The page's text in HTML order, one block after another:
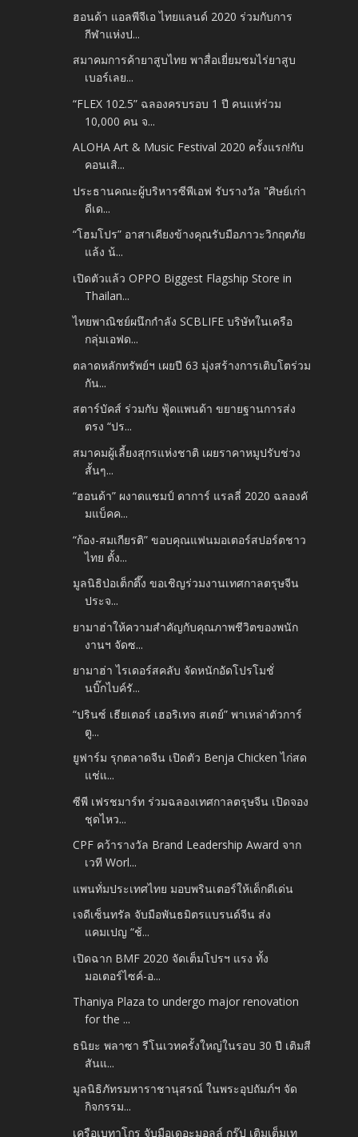
ฮอนด้า แอลพีจีเอ ไทยแลนด์ 2020 ร่วมกับการ
กีฬาแห่งป...
สมาคมการค้ายาสูบไทย พาสื่อเยี่ยมชมไร่ยาสูบ
เบอร์เลย...
“FLEX 102.5” ฉลองครบรอบ 1 ปี คนแห่ร่วม
10,000 คน จ...
ALOHA Art & Music Festival 2020 ครั้งแรก!กับ
คอนเสิ...
ประธานคณะผู้บริหารซีพีเอฟ รับรางวัล "ศิษย์เก่า
ดีเด...
“โฮมโปร” อาสาเคียงข้างคุณรับมือภาวะวิกฤตภัย
แล้ง น้...
เปิดตัวแล้ว OPPO Biggest Flagship Store in
Thailan...
ไทยพาณิชย์ผนึกกำลัง SCBLIFE บริษัทในเครือ
กลุ่มเอฟด...
ตลาดหลักทรัพย์ฯ เผยปี 63 มุ่งสร้างการเติบโตร่วม
กัน...
สตาร์บัคส์ ร่วมกับ ฟู้ดแพนด้า ขยายฐานการส่ง
ตรง “ปร...
สมาคมผู้เลี้ยงสุกรแห่งชาติ เผยราคาหมูปรับช่วง
สั้นๆ...
“ฮอนด้า” ผงาดแชมป์ ดาการ์ แรลลี่ 2020 ฉลองคั
มแบ็คค...
“ก้อง-สมเกียรติ” ขอบคุณแฟนมอเตอร์สปอร์ตชาว
ไทย ตั้ง...
มูลนิธิป่อเต็กตึ๊ง ขอเชิญร่วมงานเทศกาลตรุษจีน
ประจ...
ยามาฮ่าให้ความสําคัญกับคุณภาพชีวิตของพนัก
งานฯ จัดซ...
ยามาฮ่า ไรเดอร์สคลับ จัดหนักอัดโปรโมชั่
นบิ๊กไบค์รั...
“ปรินซ์ เธียเตอร์ เฮอริเทจ สเตย์” พาเหล่าตัวการ์
ตู...
ยูฟาร์ม รุกตลาดจีน เปิดตัว Benja Chicken ไก่สด
แช่แ...
ซีพี เฟรชมาร์ท ร่วมฉลองเทศกาลตรุษจีน เปิดจอง
ชุดไหว...
CPF คว้ารางวัล Brand Leadership Award จาก
เวที Worl...
แพนทั่มประเทศไทย มอบพรินเตอร์ให้เด็กดีเด่น
เจดีเซ็นทรัล จับมือพันธมิตรแบรนด์จีน ส่ง
แคมเปญ “ช้...
เปิดฉาก BMF 2020 จัดเต็มโปรฯ แรง ทั้ง
มอเตอร์ไซค์-อ...
Thaniya Plaza to undergo major renovation
for the ...
ธนิยะ พลาซา รีโนเวทครั้งใหญ่ในรอบ 30 ปี เติมสี
สันแ...
มูลนิธิภัทรมหาราชานุสรณ์ ในพระอุปถัมภ์ฯ จัด
กิจกรรม...
เครือเบทาโกร จับมือเดอะมอลล์ กรุ๊ป เติมเต็มเท